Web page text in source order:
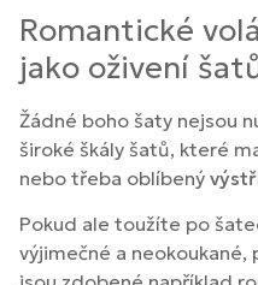
Romantické
jako oživení
Žádné boho šaty nejsou
široké škály šatů, které
nebo třeba oblíbený
Pokud ale toužíte po
výjimečné a